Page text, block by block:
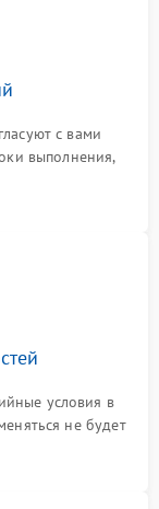
с вами
выполнения,
условия в
не будет